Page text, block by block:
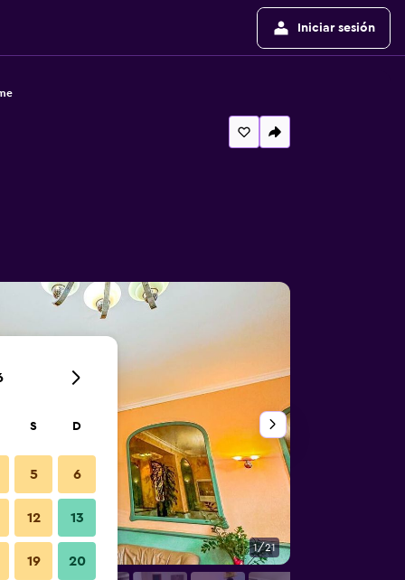
Iniciar sesión
1/21
S D
5 6
12 13
19 20